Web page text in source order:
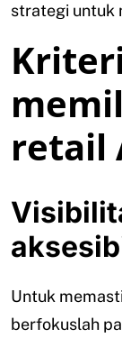
strategi untuk
retail
Untuk
berfokuslah